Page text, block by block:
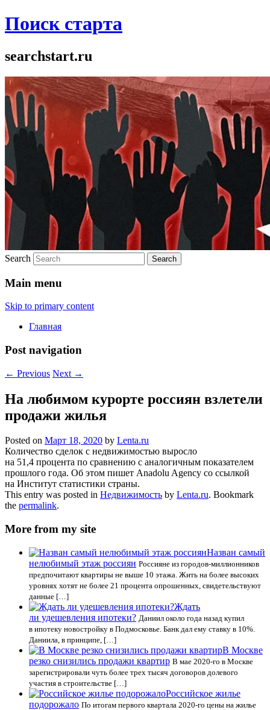
Поиск старта
searchstart.ru
Search
Main menu
Skip to primary content
Главная
Post navigation
← Previous Next →
На любимом курорте россиян взлетели
продажи жилья
Posted on Март 18, 2020 by Lenta.ru
Количество сделок с недвижимостью выросло
на 51,4 процента по сравнению с аналогичным показателем
прошлого года. Об этом пишет Anadolu Agency со ссылкой
на Институт статистики страны.
This entry was posted in Недвижимость by Lenta.ru. Bookmark
the permalink.
More from my site
Назван самый
нелюбимый этаж россиян Россияне из городов-миллионников
предпочитают квартиры не выше 10 этажа. Жить на более высоких
уровнях хотят не более 21 процента опрошенных, свидетельствуют
данные […]
Ждать
ли удешевления ипотеки? Даниил около года назад купил
в ипотеку новостройку в Подмосковье. Банк дал ему ставку в 10%.
Даниила, в принципе, […]
В Москве
резко снизились продажи квартир В мае 2020-го в Москве
зарегистрировали чуть более трех тысяч договоров долевого
участия в строительстве […]
Российское жилье
подорожало По итогам первого квартала 2020-го цены на жилье